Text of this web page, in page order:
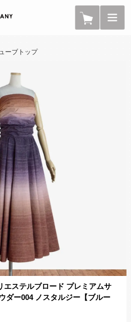
ーブトップ
エステルブロード プレミアムサ
ダー004 ノスタルジー【ブルー